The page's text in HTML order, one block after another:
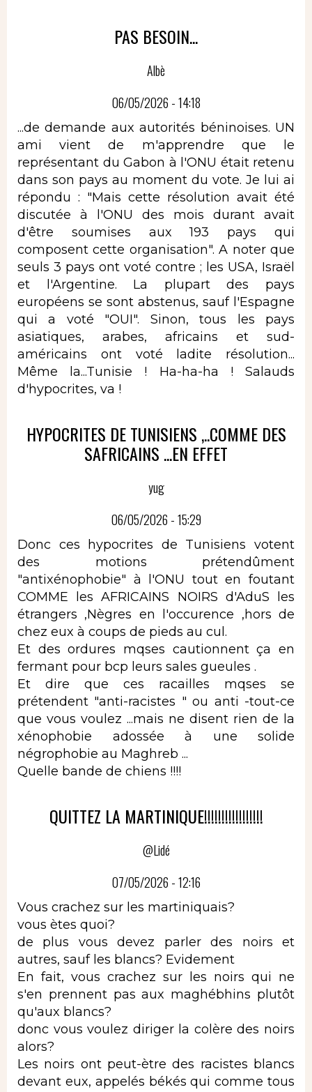
PAS BESOIN...
Albè
06/05/2026 - 14:18
...de demande aux autorités béninoises. UN
ami vient de m'apprendre que le
représentant du Gabon à l'ONU était retenu
dans son pays au moment du vote. Je lui ai
répondu : "Mais cette résolution avait été
discutée à l'ONU des mois durant avait
d'être soumises aux 193 pays qui
composent cette organisation". A noter que
seuls 3 pays ont voté contre ; les USA, Israël
et l'Argentine. La plupart des pays
européens se sont abstenus, sauf l'Espagne
qui a voté "OUI". Sinon, tous les pays
asiatiques, arabes, africains et sud-
américains ont voté ladite résolution...
Même la...Tunisie ! Ha-ha-ha ! Salauds
d'hypocrites, va !
HYPOCRITES DE TUNISIENS ,..COMME DES
SAFRICAINS ...EN EFFET
yug
06/05/2026 - 15:29
Donc ces hypocrites de Tunisiens votent
des motions prétendûment
"antixénophobie" à l'ONU tout en foutant
COMME les AFRICAINS NOIRS d'AduS les
étrangers ,Nègres en l'occurence ,hors de
chez eux à coups de pieds au cul.
Et des ordures mqses cautionnent ça en
fermant pour bcp leurs sales gueules .
Et dire que ces racailles mqses se
prétendent "anti-racistes " ou anti -tout-ce
que vous voulez ...mais ne disent rien de la
xénophobie adossée à une solide
négrophobie au Maghreb ...
Quelle bande de chiens !!!!
QUITTEZ LA MARTINIQUE!!!!!!!!!!!!!!!!!
@Lidé
07/05/2026 - 12:16
Vous crachez sur les martiniquais?
vous ètes quoi?
de plus vous devez parler des noirs et
autres, sauf les blancs? Evidement
En fait, vous crachez sur les noirs qui ne
s'en prennent pas aux maghébhins plutôt
qu'aux blancs?
donc vous voulez diriger la colère des noirs
alors?
Les noirs ont peut-ètre des racistes blancs
devant eux, appelés békés qui comme tous